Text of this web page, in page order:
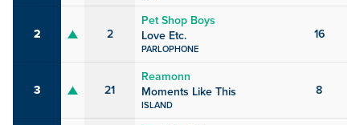
2 2
Pet Shop Boys
Love Etc.
PARLOPHONE
16
3 21
Reamonn
Moments Like This
ISLAND
8